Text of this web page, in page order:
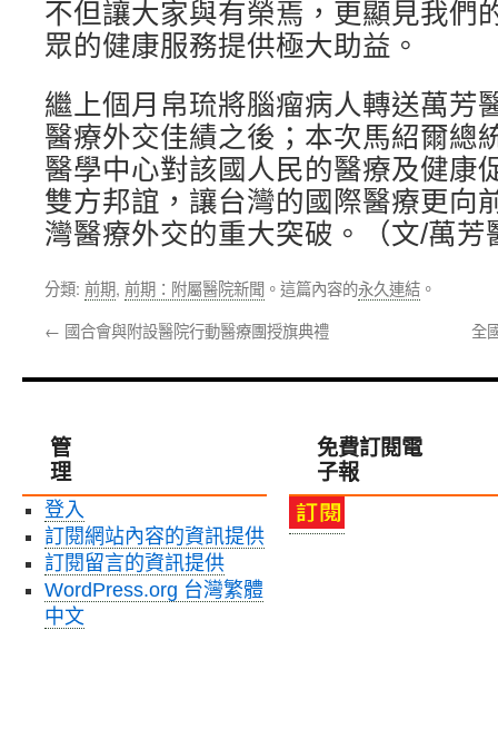
不但讓大家與有榮焉，更顯見我們
眾的健康服務提供極大助益。
繼上個月帛琉將腦瘤病人轉送萬芳
醫療外交佳績之後；本次馬紹爾總
醫學中心對該國人民的醫療及健康
雙方邦誼，讓台灣的國際醫療更向
灣醫療外交的重大突破。（文/萬芳
分類: 前期, 前期：附屬醫院新聞 。這篇內容的永久連結 。
← 國合會與附設醫院行動醫療團授旗典禮 全
管
理
登入
訂閱網站內容的資訊提供
訂閱留言的資訊提供
WordPress.org 台灣繁體
中文
免費訂閱電
子報